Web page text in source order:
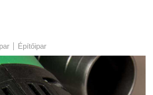
Építőipar